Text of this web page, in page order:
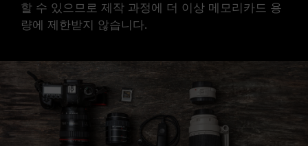
할 수 있으므로 제작 과정에 더 이상 메모리카드 용
량에 제한받지 않습니다.